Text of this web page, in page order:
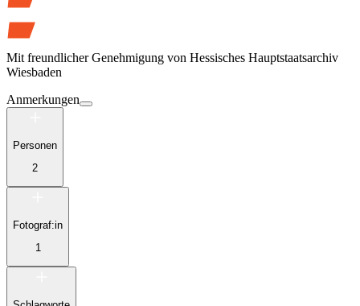
Mit freundlicher Genehmigung von Hessisches Hauptstaatsarchiv
Wiesbaden
Anmerkungen
Personen
2
Fotograf:in
1